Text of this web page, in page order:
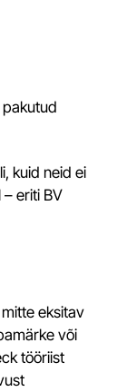
kuid neid ei
eriti BV
eksitav
või
tööriist